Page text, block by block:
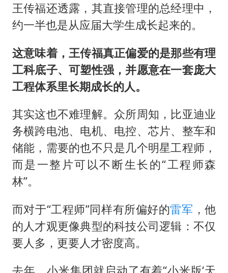
王传福还透露，其直接管理的总经理中，
约一半也是从应届大学生成长起来的。
这意味着，王传福真正偏爱的是那些有理
工科底子、可塑性强，并愿意在一套庞大
工程体系里长期成长的人。
其实这也不难理解。众所周知，比亚迪业
务横跨电池、电机、电控、芯片、整车和
储能，需要的也不只是几个明星工程师，
而是一整片可以不断生长的“工程师森
林”。
而对于“工程师”同样有所偏好的雷军 ，他
的人才观更像典型的科技公司逻辑：不仅
要人多，更要人才密度高。